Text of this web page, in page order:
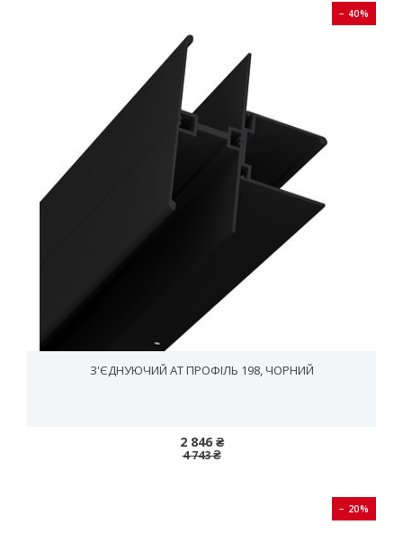
− 40%
З'ЄДНУЮЧИЙ AT ПРОФІЛЬ 198, ЧОРНИЙ
2 846 ₴
4 743 ₴
− 20%